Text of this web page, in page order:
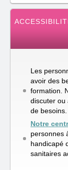
Les
avoir des
formation.
discuter ou
de besoins.
Notre
personnes
handicapé
sanitaires